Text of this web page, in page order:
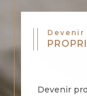
Devenir
Devenir